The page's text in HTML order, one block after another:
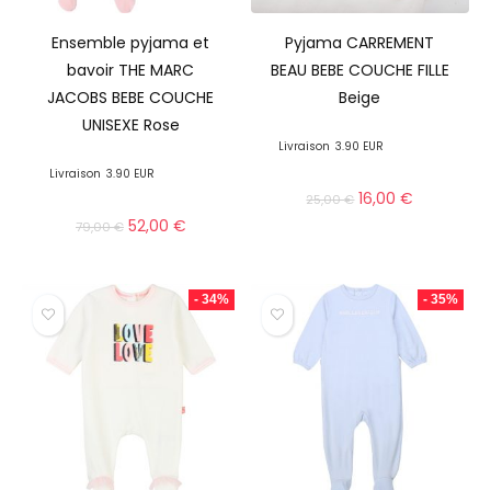
Ensemble pyjama et
bavoir THE MARC
JACOBS BEBE COUCHE
UNISEXE Rose
Livraison 3.90 EUR
79,00€ 52,00 €
Pyjama CARREMENT
BEAU BEBE COUCHE FILLE
Beige
Livraison 3.90 EUR
25,00€ 16,00€
- 34% - 35%